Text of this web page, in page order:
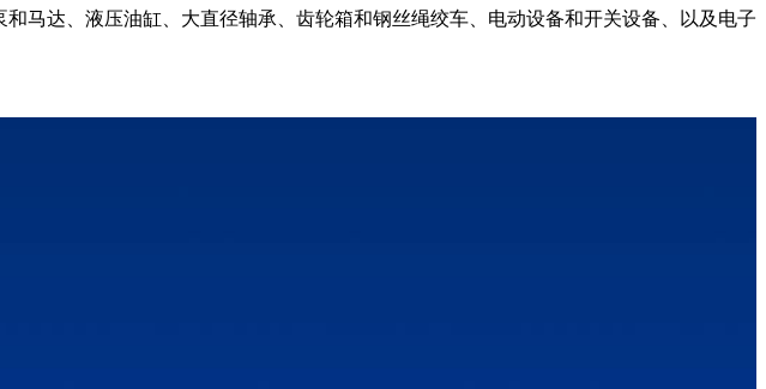
马达、液压油缸、大直径轴承、齿轮箱和钢丝绳绞车、电动设备和开关设备、以及电子